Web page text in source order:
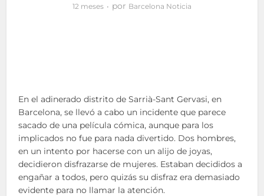
12 meses por Barcelona Noticia
En el adinerado distrito de Sarrià-Sant Gervasi, en
Barcelona, se llevó a cabo un incidente que parece
sacado de una película cómica, aunque para los
implicados no fue para nada divertido. Dos hombres,
en un intento por hacerse con un alijo de joyas,
decidieron disfrazarse de mujeres. Estaban decididos a
engañar a todos, pero quizás su disfraz era demasiado
evidente para no llamar la atención.